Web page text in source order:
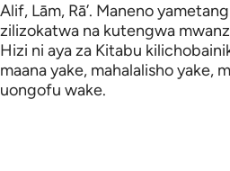
Alif, Lām, Rā’. Maneno
zilizokatwa na kutengwa
Hizi ni aya za Kitabu
maana yake, mahalalisho yake,
uongofu wake.